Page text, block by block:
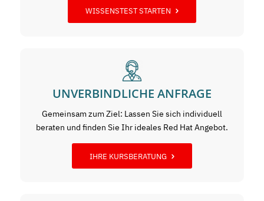
WISSENSTEST STARTEN
UNVERBINDLICHE ANFRAGE
Gemeinsam zum Ziel: Lassen Sie sich individuell
beraten und finden Sie Ihr ideales Red Hat Angebot.
IHRE KURSBERATUNG